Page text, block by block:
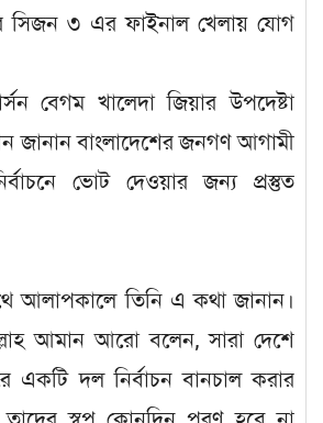
সিজন ৩ এর ফাইনাল খেলায় যোগ
বেগম খালেদা জিয়ার উপদেষ্টা
জানান বাংলাদেশের জনগণ আগামী
ভোট দেওয়ার জন্য প্রস্তুত
আলাপকালে তিনি এ কথা জানান।
আমান আরো বলেন, সারা দেশে
একটি দল নির্বাচন বানচাল করার